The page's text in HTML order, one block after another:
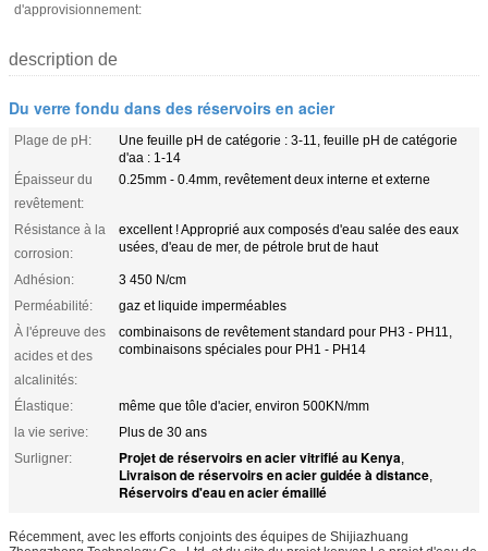
d'approvisionnement:
description de
Du verre fondu dans des réservoirs en acier
Plage de pH:
Une feuille pH de catégorie : 3-11, feuille pH de catégorie
d'aa : 1-14
Épaisseur du
revêtement:
0.25mm - 0.4mm, revêtement deux interne et externe
Résistance à la
corrosion:
excellent ! Approprié aux composés d'eau salée des eaux
usées, d'eau de mer, de pétrole brut de haut
Adhésion:
3 450 N/cm
Perméabilité:
gaz et liquide imperméables
À l'épreuve des
acides et des
alcalinités:
combinaisons de revêtement standard pour PH3 - PH11,
combinaisons spéciales pour PH1 - PH14
Élastique:
même que tôle d'acier, environ 500KN/mm
la vie serive:
Plus de 30 ans
Surligner:
Projet de réservoirs en acier vitrifié au Kenya,
Livraison de réservoirs en acier guidée à distance,
Réservoirs d'eau en acier émaillé
Récemment, avec les efforts conjoints des équipes de Shijiazhuang